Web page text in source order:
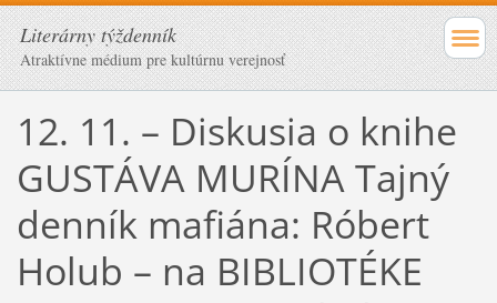
Literárny týždenník
Atraktívne médium pre kultúrnu verejnosť
12. 11. – Diskusia o knihe
GUSTÁVA MURÍNA Tajný
denník mafiána: Róbert
Holub – na BIBLIOTÉKE